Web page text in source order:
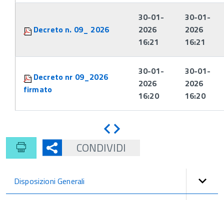
Decreto n. 09_ 2026
30-01-
2026
16:21
30-01-
2026
16:21
Decreto nr 09_2026
firmato
30-01-
2026
16:20
30-01-
2026
16:20
Indietro
CONDIVIDI
Disposizioni Generali